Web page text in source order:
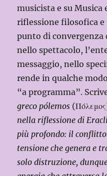
musicista e su Musica
riflessione filosofica e
punto di
nello spettacolo,
messaggio, nello
rende in qualche
“a programma”.
greco pólemos
nella riflessione di
più profondo: il
tensione che genera e
solo distruzione,